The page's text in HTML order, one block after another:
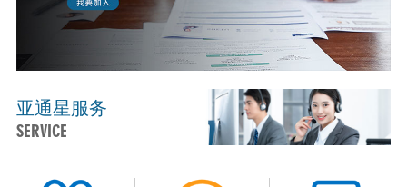
亚通星服务
SERVICE